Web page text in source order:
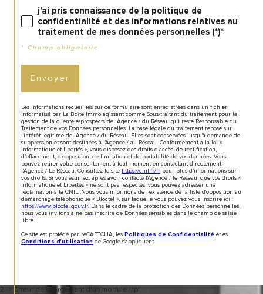
j'ai pris connaissance de la politique de
confidentialité et des informations relatives au
traitement de mes données personnelles (*)*
* Champ obligatoire
Envoyer
Les informations recueillies sur ce formulaire sont enregistrées dans un fichier
informatisé par La Boite Immo agissant comme Sous-traitant du traitement pour la
gestion de la clientèle/prospects de l'Agence / du Réseau qui reste Responsable du
Traitement de vos Données personnelles. La base légale du traitement repose sur
l'intérêt légitime de l'Agence / du Réseau. Elles sont conservées jusqu'à demande de
suppression et sont destinées à l'Agence / au Réseau. Conformément à la loi «
informatique et libertés », vous disposez des droits d’accès, de rectification,
d’effacement, d’opposition, de limitation et de portabilité de vos données. Vous
pouvez retirer votre consentement à tout moment en contactant directement
l’Agence / Le Réseau. Consultez le site https://cnil.fr/fr pour plus d’informations sur
vos droits. Si vous estimez, après avoir contacté l'Agence / le Réseau, que vos droits «
Informatique et Libertés » ne sont pas respectés, vous pouvez adresser une
réclamation à la CNIL. Nous vous informons de l’existence de la liste d'opposition au
démarchage téléphonique « Bloctel », sur laquelle vous pouvez vous inscrire ici :
https://www.bloctel.gouv.fr. Dans le cadre de la protection des Données personnelles,
nous vous invitons à ne pas inscrire de Données sensibles dans le champ de saisie
libre.
Ce site est protégé par reCAPTCHA, les Politiques de Confidentialité et es
Conditions d'utilisation de Google s'appliquent.
2 -> Erreur de chargement d'un module /.tpl